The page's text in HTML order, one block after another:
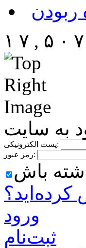
ربودن
۱ ۷ , ۵ ۰ ۷
به سایت
پست الکترونیکی:
رمز عبور:
باش
ورود
ثبت‌نام